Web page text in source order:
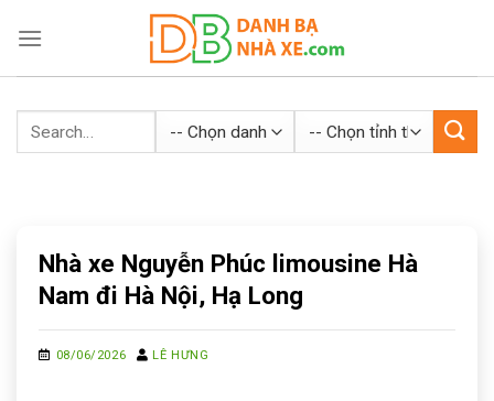
Nhà xe Nguyễn Phúc limousine Hà
Nam đi Hà Nội, Hạ Long
08/06/2026 LÊ HƯNG